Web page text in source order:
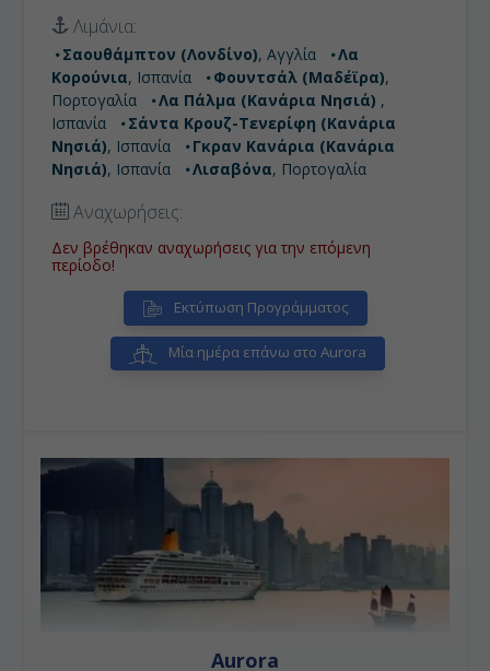
• Σάντα Κρουζ Τενερίφη (Κανάρια Ν.):
τις βορειοδυτικές ακτές της Αφρικής, το μεγαλύτερο
από τα νησιά του συμπλέγματος των Καναρίων
Νήσων προσφέρει ανέμελες διακοπές σε έναν τόπο
με μοναδική, ιδιαίτερη φυσική ομορφιά.
• Γκραν Κανάρια (Κανάρια Νησιά):Άριστες
τουριστικές υποδομές μαζί με τα ποιοτικά καταλύματα
και η ζεστή υποδοχή των ντόπιων, θα σας
προσφέρουν ένα προσωπικό καταφύγιο απόδρασης
τόσο για το καλοκαίρι όσο και για το χειμώνα.
Με δυτικοευρωπαική στην εμφάνιση &
μεσογειακή στην ψυχή, με μια αύρα γλυκιάς
μελαγχολίας όταν ο Ατλαντικός συννεφιάζει,
χτισμένη πάνω σε 7 λόφους.
Λιμάνια:
Σαουθάμπτον (Λονδίνο), Αγγλία
Λα
Κορούνια, Ισπανία Φουντσάλ (Μαδέϊρα),
Πορτογαλία
Λα Πάλμα (Κανάρια Νησιά) ,
Ισπανία
Σάντα Κρουζ-Τενερίφη (Κανάρια
Νησιά), Ισπανία
Γκραν Κανάρια (Κανάρια
Νησιά), Ισπανία Λισαβόνα, Πορτογαλία
Αναχωρήσεις:
Δεν βρέθηκαν αναχωρήσεις για την επόμενη
περίοδο!
Εκτύπωση Προγράμματος
Μία ημέρα επάνω στο Aurora
Aurora